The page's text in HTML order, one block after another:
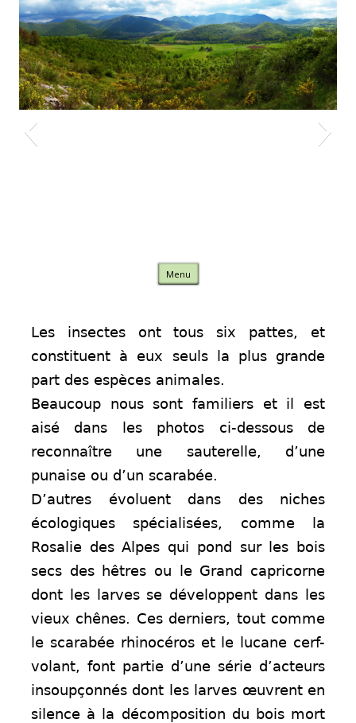
Nature Comminges
Menu Skip to content
Les insectes ont tous six pattes, et
constituent à eux seuls la plus grande
part des espèces animales.
Beaucoup nous sont familiers et il est
aisé dans les photos ci-dessous de
reconnaître une sauterelle, d’une
punaise ou d’un scarabée.
D’autres évoluent dans des niches
écologiques spécialisées, comme la
Rosalie des Alpes qui pond sur les bois
secs des hêtres ou le Grand capricorne
dont les larves se développent dans les
vieux chênes. Ces derniers, tout comme
le scarabée rhinocéros et le lucane cerf-
volant, font partie d’une série d’acteurs
insoupçonnés dont les larves œuvrent en
silence à la décomposition du bois mort